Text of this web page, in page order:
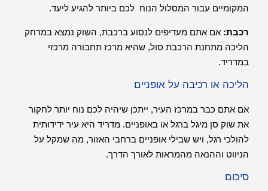
המקומיים עבור המסלול הנוח לכם ביותר להגיע ליעד.
רכבת: אם אתם מעדיפים לנסוע ברכבת, השוק נמצא במרחק
הליכה מתחנת הרכבת סול, שהיא מרכז תחבורה מרכזי
במדריד.
הליכה או רכיבה על אופניים
אם אתם כבר במרכז העיר, ייתכן שיהיה לכם נוח יותר לחקור
את שוק סן מיגל ברגל או באופניים. מדריד היא עיר ידידותית
להולכי רגל, ויש שבילי אופניים ברחבי האזור, מה שמקל על
הניווט וההנאה מהמראות לאורך הדרך.
סיכום